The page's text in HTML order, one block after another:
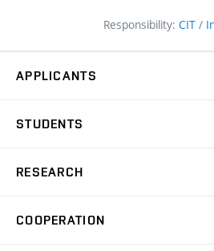
Responsibility: CIT /
APPLICANTS
Programmes in English
E–application (external
STUDENTS
Courses
RESEARCH
COOPERATION